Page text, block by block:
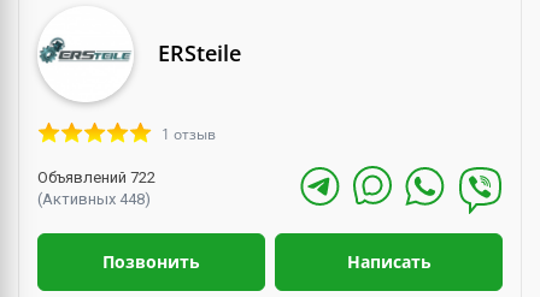
ERSteile
1 отзыв
Объявлений 722
(Активных 448)
Позвонить Написать